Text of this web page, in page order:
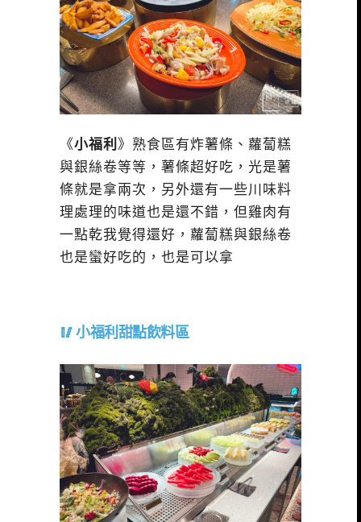
《小福利 》熟食區有炸薯條、蘿蔔糕
與銀絲卷等等，薯條超好吃，光是薯
條就是拿兩次，另外還有一些川味料
理處理的味道也是還不錯，但雞肉有
一點乾我覺得還好，蘿蔔糕與銀絲卷
也是蠻好吃的，也是可以拿
小福利甜點飲料區